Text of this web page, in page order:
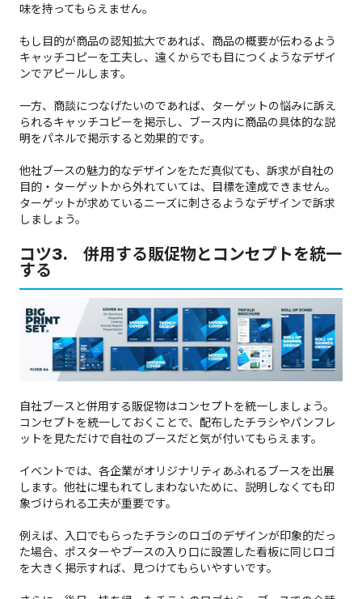
味を持ってもらえません。
もし目的が商品の認知拡大であれば、商品の概要が伝わるよう
キャッチコピーを工夫し、遠くからでも目につくようなデザイ
ンでアピールします。
一方、商談につなげたいのであれば、ターゲットの悩みに訴え
られるキャッチコピーを掲示し、ブース内に商品の具体的な説
明をパネルで掲示すると効果的です。
他社ブースの魅力的なデザインをただ真似ても、訴求が自社の
目的・ターゲットから外れていては、目標を達成できません。
ターゲットが求めているニーズに刺さるようなデザインで訴求
しましょう。
コツ3. 併用する販促物とコンセプトを統一
する
自社ブースと併用する販促物はコンセプトを統一しましょう。
コンセプトを統一しておくことで、配布したチラシやパンフレ
ットを見ただけで自社のブースだと気が付いてもらえます。
イベントでは、各企業がオリジナリティあふれるブースを出展
します。他社に埋もれてしまわないために、説明しなくても印
象づけられる工夫が重要です。
例えば、入口でもらったチラシのロゴのデザインが印象的だっ
た場合、ポスターやブースの入り口に設置した看板に同じロゴ
を大きく掲示すれば、見つけてもらいやすいです。